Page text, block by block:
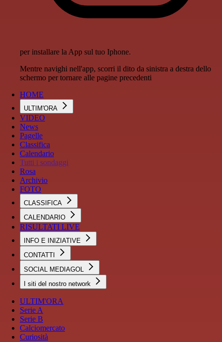
per installare la App sul tuo Iphone.
Mentre navighi nell'app, scorri il dito da sinistra a destra dello
schermo per tornare alle pagine precedenti
HOME
ULTIM'ORA
VIDEO
News
Pagelle
Classifica
Calendario
Tutti i sondaggi
Rosa
Archivio
FOTO
CLASSIFICA
CALENDARIO
RISULTATI LIVE
INFO E INIZIATIVE
CONTATTI
SOCIAL MEDIAGOL
I siti del nostro network
ULTIM'ORA
Serie A
Serie B
Calciomercato
Curiosità